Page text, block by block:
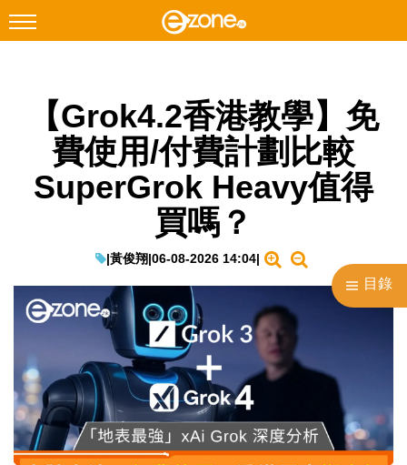
Facebook Instagram
科技焦點
網絡生活
EduTech
IT Times
生成式AI與雲端應用
Enterprise Digital Transformation
特集
目錄
【Grok4.2香港教學】免
費使用/付費計劃比較
SuperGrok Heavy值得
買嗎？
|黃俊翔|06-08-2026 14:04|